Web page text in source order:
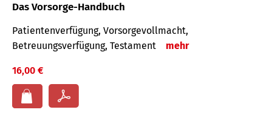
Das Vorsorge-Handbuch
Patientenverfügung, Vorsorgevollmacht,
Betreuungsverfügung, Testament
mehr
16,00 €